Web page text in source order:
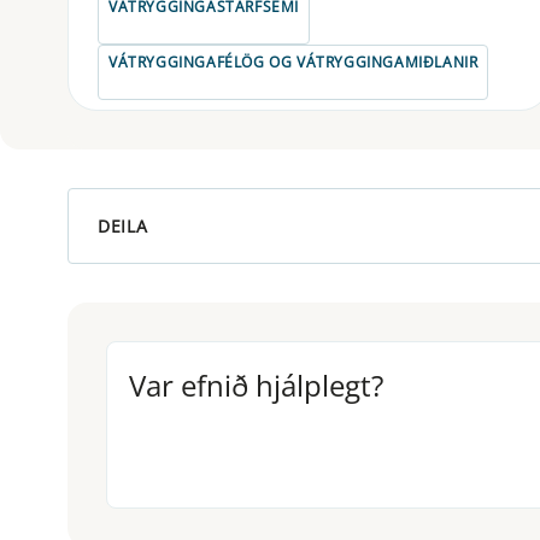
VÁTRYGGINGASTARFSEMI
VÁTRYGGINGAFÉLÖG OG VÁTRYGGINGAMIÐLANIR
DEILA
Var efnið hjálplegt?
Var efnið hjálplegt?